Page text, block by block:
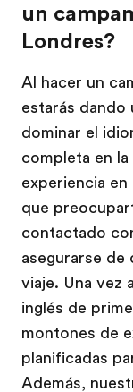
un
Londres?
Al hacer un
estarás dando
dominar el
completa en
experiencia
que
contactado
asegurarse de
viaje. Una vez
inglés de
montones de
planificadas
Además,